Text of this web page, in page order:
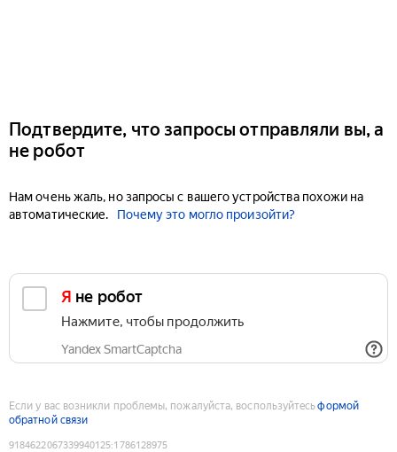
Подтвердите, что запросы отправляли вы, а
не робот
Нам очень жаль, но запросы с вашего устройства похожи на
автоматические.
Почему это могло произойти?
Я не робот
Нажмите, чтобы продолжить
Yandex SmartCaptcha
Если у вас возникли проблемы, пожалуйста, воспользуйтесьформой
обратной связи
9184622067339940125:1786128975